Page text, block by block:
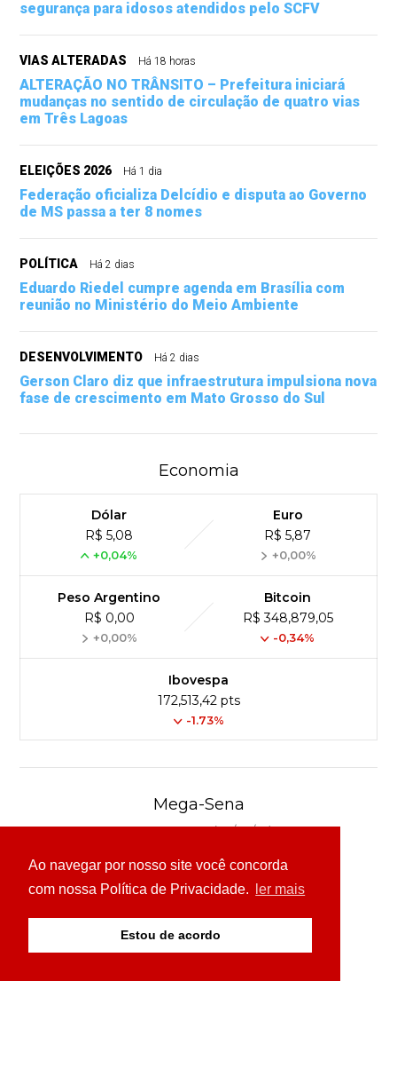
Ao navegar por nosso site você concorda
com nossa Política de Privacidade.
ler mais
Estou de acordo
segurança para idosos atendidos pelo SCFV
VIAS ALTERADAS Há 18 horas
ALTERAÇÃO NO TRÂNSITO – Prefeitura iniciará
mudanças no sentido de circulação de quatro vias
em Três Lagoas
ELEIÇÕES 2026 Há 1 dia
Federação oficializa Delcídio e disputa ao Governo
de MS passa a ter 8 nomes
POLÍTICA Há 2 dias
Eduardo Riedel cumpre agenda em Brasília com
reunião no Ministério do Meio Ambiente
DESENVOLVIMENTO Há 2 dias
Gerson Claro diz que infraestrutura impulsiona nova
fase de crescimento em Mato Grosso do Sul
Economia
Dólar
R$ 5,08
+0,04%
Euro
R$ 5,87
+0,00%
Peso Argentino
R$ 0,00
+0,00%
Bitcoin
R$ 348,879,05
-0,34%
Ibovespa
172,513,42 pts
-1.73%
Mega-Sena
Concurso 3041 (06/08/26)
16 21 24 31 43